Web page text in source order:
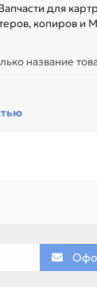
для
копиров и
название
сервисного